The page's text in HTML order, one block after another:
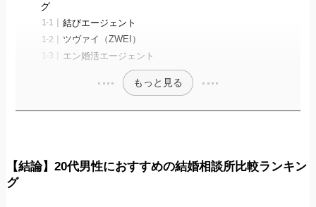
グ
結びエージェント
ツヴァイ（ZWEI）
エン婚活エージェント
もっと見る
【結論】20代男性におすすめの結婚相談所比較ランキン
グ